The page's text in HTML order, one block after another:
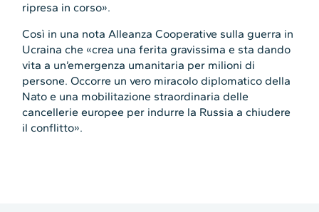
ripresa in corso».
Così in una nota Alleanza Cooperative sulla guerra in
Ucraina che «crea una ferita gravissima e sta dando
vita a un’emergenza umanitaria per milioni di
persone. Occorre un vero miracolo diplomatico della
Nato e una mobilitazione straordinaria delle
cancellerie europee per indurre la Russia a chiudere
il conflitto».